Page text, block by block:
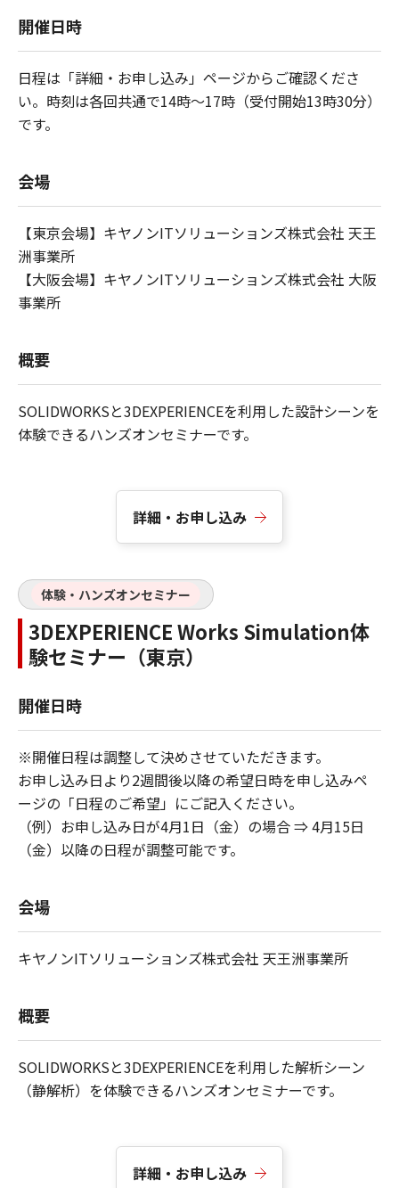
開催日時
日程は「詳細・お申し込み」ページからご確認くださ
い。時刻は各回共通で14時～17時（受付開始13時30分）
です。
会場
【東京会場】キヤノンITソリューションズ株式会社 天王
洲事業所
【大阪会場】キヤノンITソリューションズ株式会社 大阪
事業所
概要
SOLIDWORKSと3DEXPERIENCEを利用した設計シーンを
体験できるハンズオンセミナーです。
詳細・お申し込み
体験・ハンズオンセミナー
3DEXPERIENCE Works Simulation体
験セミナー（東京）
開催日時
※開催日程は調整して決めさせていただきます。
お申し込み日より2週間後以降の希望日時を申し込みペ
ージの「日程のご希望」にご記入ください。
（例）お申し込み日が4月1日（金）の場合 ⇒ 4月15日
（金）以降の日程が調整可能です。
会場
キヤノンITソリューションズ株式会社 天王洲事業所
概要
SOLIDWORKSと3DEXPERIENCEを利用した解析シーン
（静解析）を体験できるハンズオンセミナーです。
詳細・お申し込み